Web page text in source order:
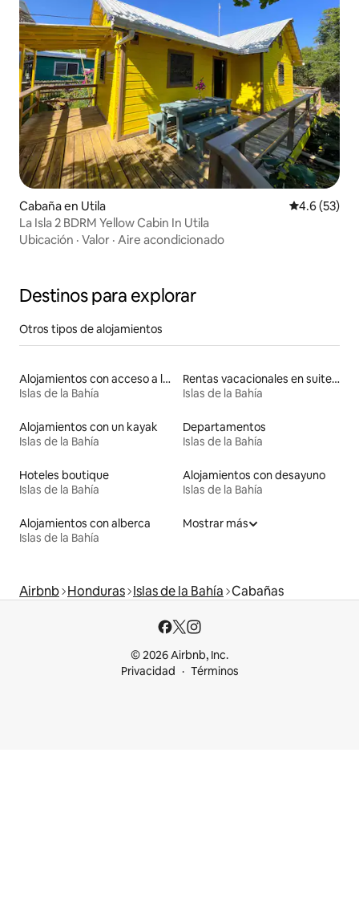
Cabaña en Utila Calificación
4.6 (53)
La Isla 2 BDRM Yellow Cabin In Utila
Ubicación · Valor · Aire acondicionado
Destinos para explorar
Otros tipos de alojamientos
Alojamientos con acceso a la playa
Islas de la Bahía
Rentas vacacionales en suites privadas
Islas de la Bahía
Alojamientos con un kayak
Islas de la Bahía
Departamentos
Islas de la Bahía
Hoteles boutique
Islas de la Bahía
Alojamientos con desayuno
Islas de la Bahía
Alojamientos con alberca
Islas de la Bahía
Mostrar más
Airbnb Honduras Islas de la Bahía Cabañas
© 2026 Airbnb, Inc.
Privacidad
Términos